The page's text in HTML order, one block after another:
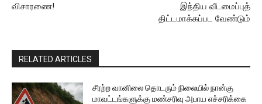
விசாரணை!
இந்திய வீடமைப்புத்
திட்டமாக்கப்பட வேண்டும்
RELATED ARTICLES
சீரற்ற வானிலை தொடரும் நிலையில் நான்கு
மாவட்டங்களுக்கு மண்சரிவு அபாய எச்சரிக்கை